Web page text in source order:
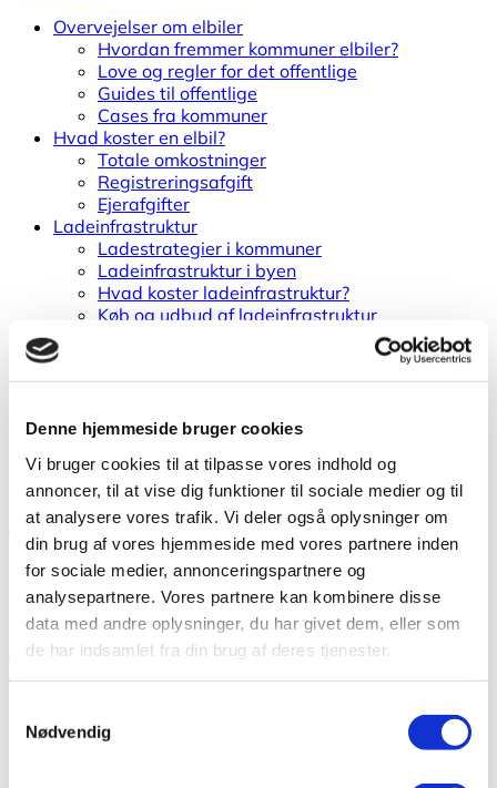
Denne hjemmeside bruger cookies
Vi bruger cookies til at tilpasse vores indhold og
annoncer, til at vise dig funktioner til sociale medier og til
at analysere vores trafik. Vi deler også oplysninger om
din brug af vores hjemmeside med vores partnere inden
for sociale medier, annonceringspartnere og
analysepartnere. Vores partnere kan kombinere disse
data med andre oplysninger, du har givet dem, eller som
de har indsamlet fra din brug af deres tjenester.
Nødvendig
Overvejelser om elbiler
Hvordan fremmer kommuner elbiler?
Love og regler for det offentlige
Guides til offentlige
Cases fra kommuner
Hvad koster en elbil?
Totale omkostninger
Registreringsafgift
Ejerafgifter
Ladeinfrastruktur
Ladestrategier i kommuner
Ladeinfrastruktur i byen
Hvad koster ladeinfrastruktur?
Køb og udbud af ladeinfrastruktur
Ladepunktsberegner til kommuner
Brand i elbiler
Elbilbatterier
Elbilers klimapåvirkning
Boligorganisationer
Planlægning af ladeløsninger
Vejledninger
Cases fra boligorganisationer
Ladekort Old
TCO
TCO Beregner for el-varevogne